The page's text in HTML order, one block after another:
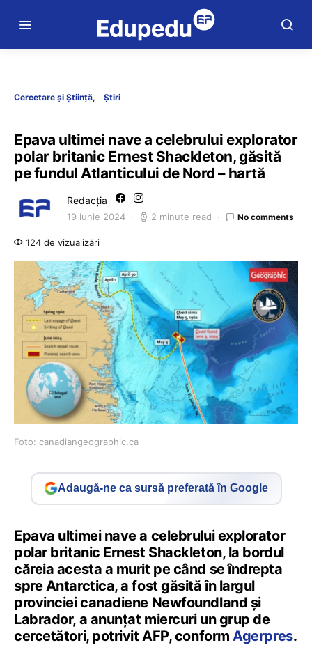
Cercetare și Știință Știri
Epava ultimei nave a celebrului explorator
polar britanic Ernest Shackleton, găsită
pe fundul Atlanticului de Nord – hartă
Redacția
19 iunie 2024 2 minute read No comments
124 de vizualizări
Foto: canadiangeographic.ca
Adaugă-ne ca sursă preferată în Google
Epava ultimei nave a celebrului explorator
polar britanic Ernest Shackleton, la bordul
căreia acesta a murit pe când se îndrepta
spre Antarctica, a fost găsită în largul
provinciei canadiene Newfoundland şi
Labrador, a anunţat miercuri un grup de
cercetători, potrivit AFP, conformAgerpres.